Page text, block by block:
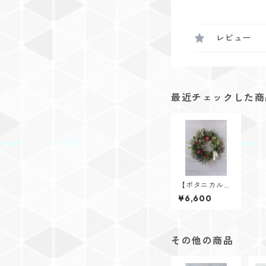
レビュー
最近チェックした
【ボタニカルク
リスマスリー
ス】メンテナン
¥6,600
その他の商品